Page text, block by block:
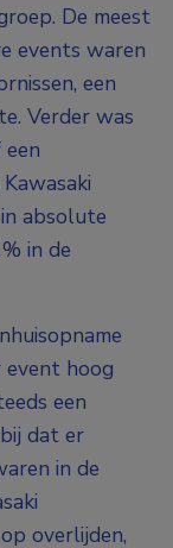
De meest
events waren
een
Verder was
absolute
in de
event hoog
een
dat er
in de
overlijden,